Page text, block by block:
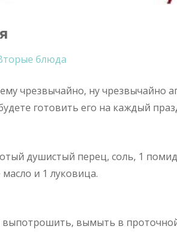
блюда
чрезвычайно, ну чрезвычайно
готовить его на каждый
душистый перец, соль, 1
и 1 луковица.
вымыть в проточной